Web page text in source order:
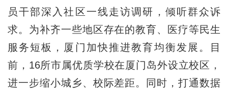
员干部深入社区一线走访调研，倾听群众诉
求。为补齐一些地区存在的教育、医疗等民生
服务短板，厦门加快推进教育均衡发展。目
前，16所市属优质学校在厦门岛外设立校区，
进一步缩小城乡、校际差距。同时，打通数据